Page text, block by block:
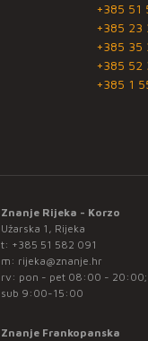
+385 51
+385 23
+385 35
+385 52
+385 1
Znanje Rijeka - Korzo
Užarska 1, Rijeka
t: +385 51 582 091
m: rijeka@znanje.hr
rv: pon - pet 08:00 - 20:00;
sub 9:00-15:00
Znanje Frankopanska